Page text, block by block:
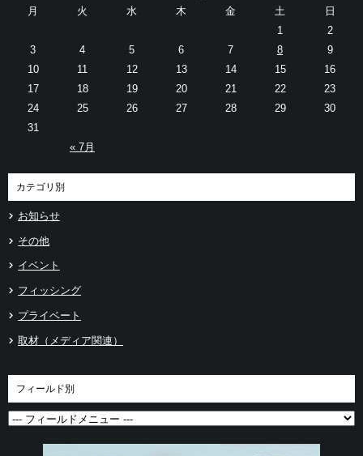
月
火 水 木 金 土 日
« 7月
1
2
3
4 5 6 7 8
9
10
11 12 13 14 15
16
17
18 19 20 21 22
23
24
25 26 27 28 29
30
31
カテゴリ別
お知らせ
その他
イベント
フィッシング
プライベート
取材（メディア関連）
フィールド別